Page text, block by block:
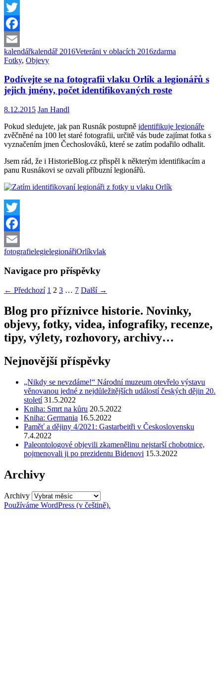
Twitter
Facebook
Email
kalendářkalendář 2016Veteráni v oblacích 2016zdarma
Fotky, Objevy
Podívejte se na fotografii vlaku Orlík a legionářů s
jejich jmény, počet identifikovaných roste
8.12.2015 Jan Handl
Pokud sledujete, jak pan Rusnák postupně identifikuje legionáře
zvěčněné na 100 let staré fotografii, určitě vás bude zajímat fotka s
vyznačením jmen Čechoslováků, které se zatím podařilo odhalit.
Jsem rád, že i HistorieBlog.cz přispěl k některým identifikacím a
panu Rusnákovi se ozvali příbuzní legionářů.
Twitter
Facebook
Email
fotografielegielegionářiOrlíkvlak
Navigace pro příspěvky
← Předchozí 1 2 3 … 7 Další →
Blog pro příznivce historie. Novinky,
objevy, fotky, videa, infografiky, recenze,
tipy, výlety, rozhovory, archivy…
Nejnovější příspěvky
„Nikdy se nevzdáme!“ Národní muzeum otevřelo výstavu
věnovanou jedné z nejdůležitějších událostí českých dějin 20.
století 31.5.2022
Kniha: Smrt na kůru 20.5.2022
Kniha: Germania 16.5.2022
Paměť a dějiny 4/2021: Gastarbeitři v Československu
7.4.2022
Paleontologové objevili zkamenělinu nejstarší chobotnice,
pojmenovali ji po prezidentu Bidenovi 15.3.2022
Archivy
Archivy
Používáme WordPress (v češtině).